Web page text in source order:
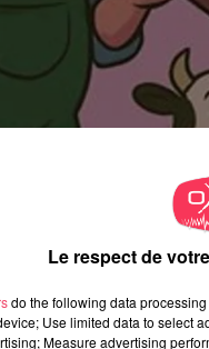
Le respect de
do the following data
Use limited data to select
Measure advertising